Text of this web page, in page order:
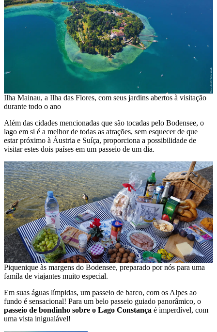
Ilha Mainau, a Ilha das Flores, com seus jardins abertos à visitação
durante todo o ano
Além das cidades mencionadas que são tocadas pelo Bodensee, o
lago em si é a melhor de todas as atrações, sem esquecer de que
estar próximo à Áustria e Suíça, proporciona a possibilidade de
visitar estes dois países em um passeio de um dia.
Piquenique às margens do Bodensee, preparado por nós para uma
famíla de viajantes muito especial.
Em suas águas límpidas, um passeio de barco, com os Alpes ao
fundo é sensacional! Para um belo passeio guiado panorâmico, o
passeio de bondinho sobre o Lago Constança é imperdível, com
uma vista inigualável!